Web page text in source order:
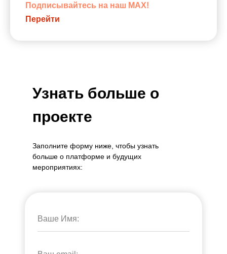
Подписывайтесь на наш MAX!
Перейти
Узнать больше о
проекте
Заполните форму ниже, чтобы узнать
больше о платформе и будущих
мероприятиях:
Ваше Имя: